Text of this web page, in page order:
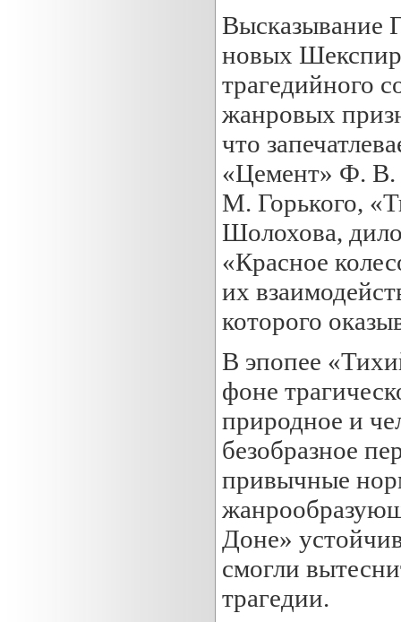
Высказывание
новых
трагедийного
жанровых
что
«Цемент» Ф. В.
М. Горького,
Шолохова,
«Красное
их
которого
В эпопее
фоне
природное и
безобразное
привычные
Доне»
смогли
трагедии.